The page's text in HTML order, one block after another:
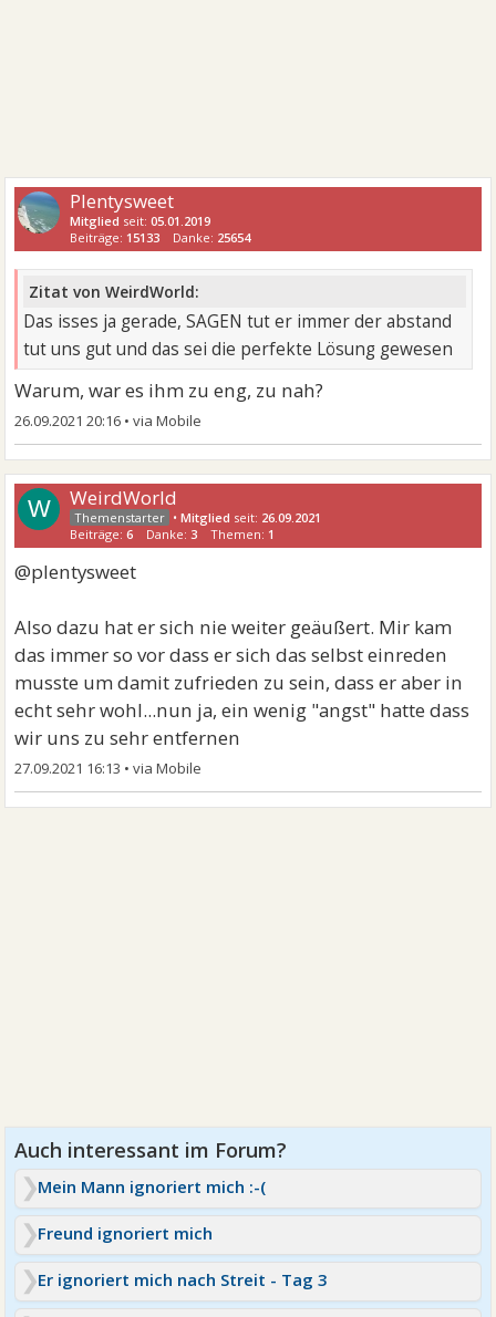
Plentysweet
Mitglied seit:05.01.2019
Beiträge: 15133 Danke: 25654
Zitat von WeirdWorld:
Das isses ja gerade, SAGEN tut er immer der abstand
tut uns gut und das sei die perfekte Lösung gewesen
Warum, war es ihm zu eng, zu nah?
26.09.2021 20:16 •
W WeirdWorld
•Mitglied seit: 26.09.2021
Beiträge:6 Danke:3 Themen: 1
@plentysweet
Also dazu hat er sich nie weiter geäußert. Mir kam
das immer so vor dass er sich das selbst einreden
musste um damit zufrieden zu sein, dass er aber in
echt sehr wohl...nun ja, ein wenig "angst" hatte dass
wir uns zu sehr entfernen
27.09.2021 16:13 •
Mein Mann ignoriert mich :-(
Freund ignoriert mich
Er ignoriert mich nach Streit - Tag 3